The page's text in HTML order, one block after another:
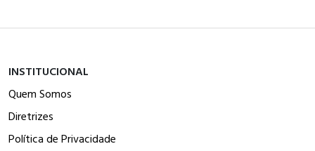
INSTITUCIONAL
Quem Somos
Diretrizes
Política de Privacidade